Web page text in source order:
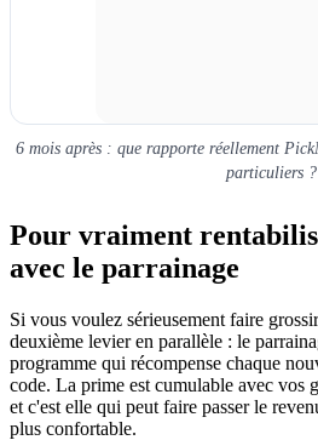
6 mois après : que rapporte réellement
particuliers ?
Pour vraiment
avec le parrainage
Si vous voulez sérieusement faire
deuxième levier en parallèle : le
programme qui récompense chaque
code. La prime est cumulable avec vos
et c'est elle qui peut faire passer le
plus confortable.